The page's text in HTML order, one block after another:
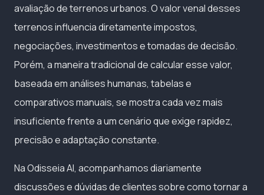
avaliação de terrenos urbanos. O valor venal desses
terrenos influencia diretamente impostos,
negociações, investimentos e tomadas de decisão.
Porém, a maneira tradicional de calcular esse valor,
baseada em análises humanas, tabelas e
comparativos manuais, se mostra cada vez mais
insuficiente frente a um cenário que exige rapidez,
precisão e adaptação constante.
Na Odisseia AI, acompanhamos diariamente
discussões e dúvidas de clientes sobre como tornar a